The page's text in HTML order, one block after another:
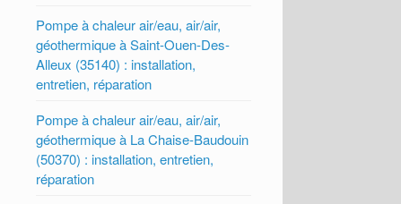
Pompe à chaleur air/eau, air/air,
géothermique à Saint-Ouen-Des-
Alleux (35140) : installation,
entretien, réparation
Pompe à chaleur air/eau, air/air,
géothermique à La Chaise-Baudouin
(50370) : installation, entretien,
réparation